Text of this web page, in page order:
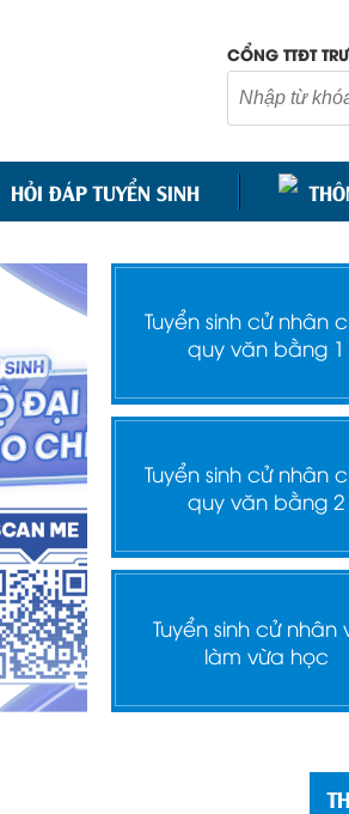
CỔNG TTĐT
HỎI ĐÁP TUYỂN SINH
Tuyển sinh cử nhân
quy văn bằng 1
Tuyển sinh cử nhân
quy văn bằng 2
Tuyển sinh cử nhân
làm vừa học